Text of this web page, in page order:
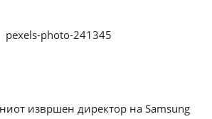
извршен директор на Samsung